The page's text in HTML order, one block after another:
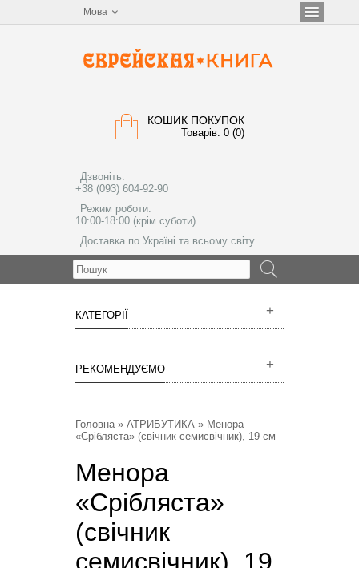
Мова
КОШИК ПОКУПОК
Товарів: 0 (0)
Дзвоніть:
+38 (093) 604-92-90
Режим роботи:
10:00-18:00 (крім суботи)
Доставка по Україні та всьому світу
КАТЕГОРІЇ
РЕКОМЕНДУЄМО
Головна» АТРИБУТИКА » Менора
«Срібляста» (свічник семисвічник), 19 см
Менора
«Срібляста»
(свічник
семисвічник), 19